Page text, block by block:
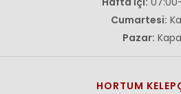
Cumartesi:
Pazar:
HORTUM